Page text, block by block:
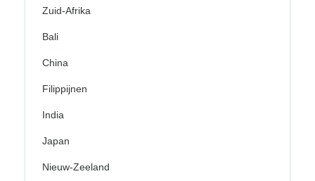
Zuid-Afrika
Bali
China
Filippijnen
India
Japan
Nieuw-Zeeland